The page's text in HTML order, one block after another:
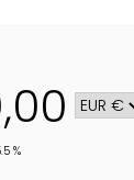
%